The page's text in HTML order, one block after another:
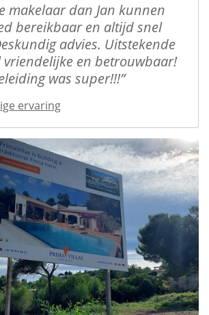
makelaar dan Jan kunnen
bereikbaar en altijd snel
advies. Uitstekende
vriendelijke en betrouwbaar!
was super!!!
ervaring